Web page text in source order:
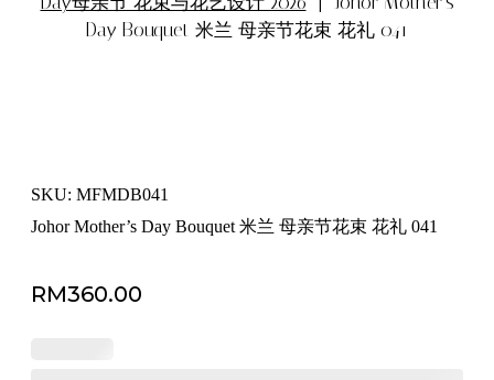
Day Bouquet 米兰 母亲节花束 花礼 041
SKU: MFMDB041
Johor Mother’s Day Bouquet 米兰 母亲节花束 花礼 041
RM360.00